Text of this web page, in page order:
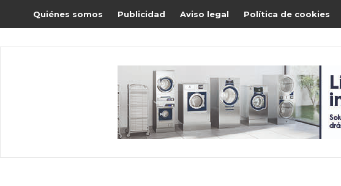
Quiénes somos Publicidad Aviso legal Política de cookies